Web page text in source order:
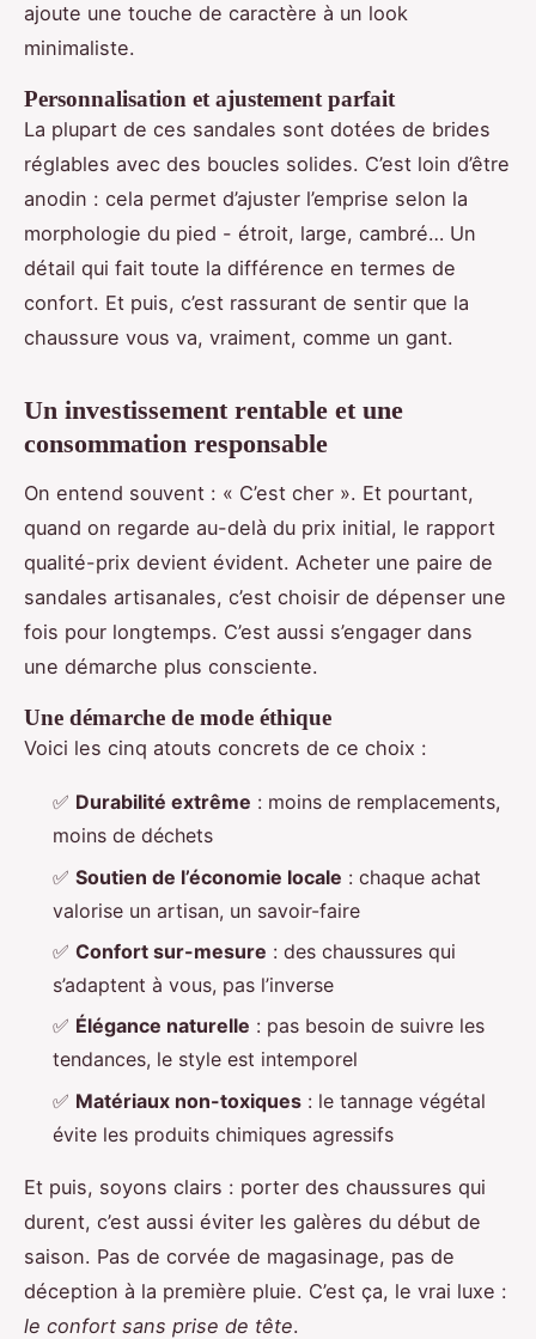
ajoute une touche de caractère à un look
minimaliste.
Personnalisation et ajustement parfait
La plupart de ces sandales sont dotées de brides
réglables avec des boucles solides. C’est loin d’être
anodin : cela permet d’ajuster l’emprise selon la
morphologie du pied - étroit, large, cambré… Un
détail qui fait toute la différence en termes de
confort. Et puis, c’est rassurant de sentir que la
chaussure vous va, vraiment, comme un gant.
Un investissement rentable et une
consommation responsable
On entend souvent : « C’est cher ». Et pourtant,
quand on regarde au-delà du prix initial, le rapport
qualité-prix devient évident. Acheter une paire de
sandales artisanales, c’est choisir de dépenser une
fois pour longtemps. C’est aussi s’engager dans
une démarche plus consciente.
Une démarche de mode éthique
Voici les cinq atouts concrets de ce choix :
✅ Durabilité extrême : moins de remplacements,
moins de déchets
✅ Soutien de l’économie locale : chaque achat
valorise un artisan, un savoir-faire
✅ Confort sur-mesure : des chaussures qui
s’adaptent à vous, pas l’inverse
✅ Élégance naturelle : pas besoin de suivre les
tendances, le style est intemporel
✅ Matériaux non-toxiques : le tannage végétal
évite les produits chimiques agressifs
Et puis, soyons clairs : porter des chaussures qui
durent, c’est aussi éviter les galères du début de
saison. Pas de corvée de magasinage, pas de
déception à la première pluie. C’est ça, le vrai luxe :
le confort sans prise de tête.